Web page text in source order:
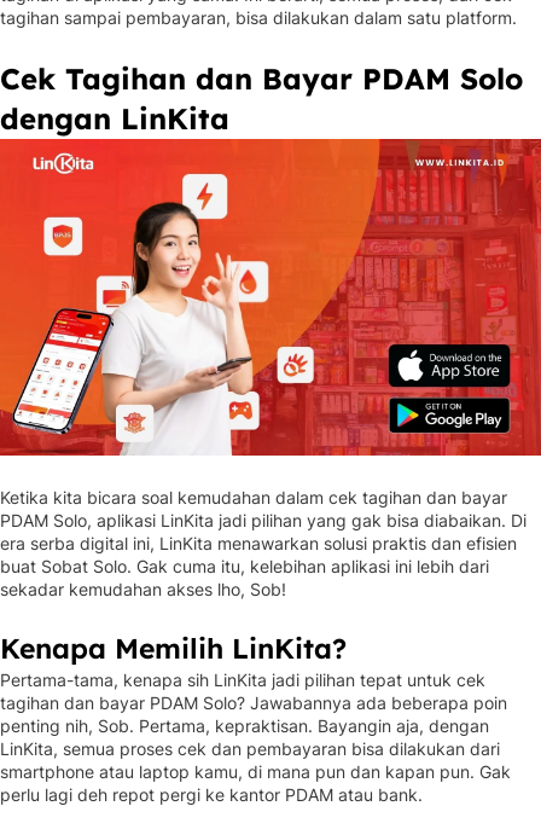
tagihan sampai pembayaran, bisa dilakukan dalam satu platform.
Cek Tagihan dan Bayar PDAM Solo
dengan LinKita
Ketika kita bicara soal kemudahan dalam cek tagihan dan bayar
PDAM Solo, aplikasi LinKita jadi pilihan yang gak bisa diabaikan. Di
era serba digital ini, LinKita menawarkan solusi praktis dan efisien
buat Sobat Solo. Gak cuma itu, kelebihan aplikasi ini lebih dari
sekadar kemudahan akses lho, Sob!
Kenapa Memilih LinKita?
Pertama-tama, kenapa sih LinKita jadi pilihan tepat untuk cek
tagihan dan bayar PDAM Solo? Jawabannya ada beberapa poin
penting nih, Sob. Pertama, kepraktisan. Bayangin aja, dengan
LinKita, semua proses cek dan pembayaran bisa dilakukan dari
smartphone atau laptop kamu, di mana pun dan kapan pun. Gak
perlu lagi deh repot pergi ke kantor PDAM atau bank.